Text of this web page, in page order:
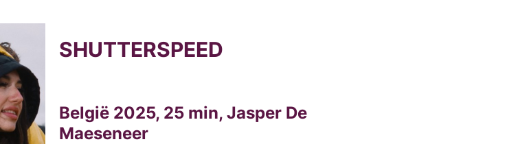
SHUTTERSPEED
België 2025, 25 min, Jasper De
Maeseneer